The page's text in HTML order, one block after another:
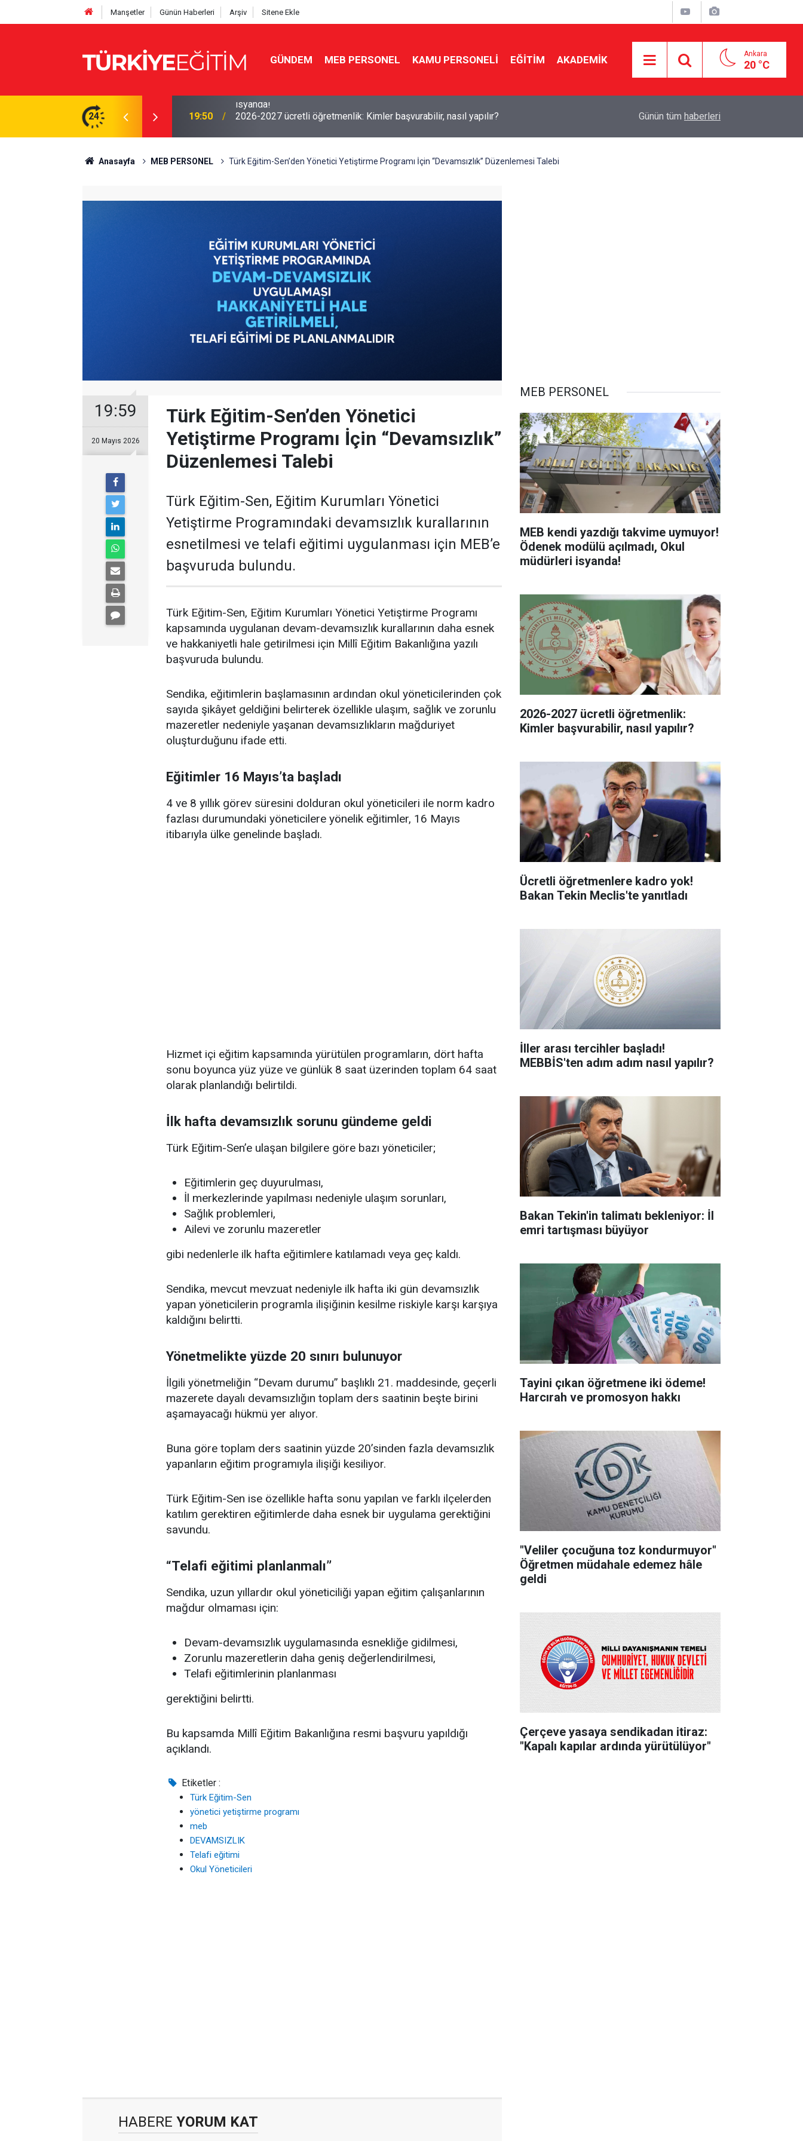
Manşetler Günün Haberleri Arşiv Sitene Ekle
GÜNDEM MEB PERSONEL KAMU PERSONELİ EĞİTİM AKADEMİK Ankara
20 °C
24
Ödenek modülü açılmadı, Okul müdürleri
19:50 2026-2027 ücretli öğretmenlik: Kimler başvurabilir, nasıl yapılır? Ücretli öğretmenlere kadro yok! Bakan Tekin
Günün tüm haberleri
Anasayfa MEB PERSONEL Türk Eğitim-Sen’den Yönetici Yetiştirme Programı İçin “Devamsızlık” Düzenlemesi Talebi
19:59
20 Mayıs 2026
Türk Eğitim-Sen’den Yönetici
Yetiştirme Programı İçin “Devamsızlık”
Düzenlemesi Talebi
Türk Eğitim-Sen, Eğitim Kurumları Yönetici
Yetiştirme Programındaki devamsızlık kurallarının
esnetilmesi ve telafi eğitimi uygulanması için MEB’e
başvuruda bulundu.
Türk Eğitim-Sen, Eğitim Kurumları Yönetici Yetiştirme Programı
kapsamında uygulanan devam-devamsızlık kurallarının daha esnek
ve hakkaniyetli hale getirilmesi için Millî Eğitim Bakanlığına yazılı
başvuruda bulundu.
Sendika, eğitimlerin başlamasının ardından okul yöneticilerinden çok
sayıda şikâyet geldiğini belirterek özellikle ulaşım, sağlık ve zorunlu
mazeretler nedeniyle yaşanan devamsızlıkların mağduriyet
oluşturduğunu ifade etti.
Eğitimler 16 Mayıs’ta başladı
4 ve 8 yıllık görev süresini dolduran okul yöneticileri ile norm kadro
fazlası durumundaki yöneticilere yönelik eğitimler, 16 Mayıs
itibarıyla ülke genelinde başladı.
Hizmet içi eğitim kapsamında yürütülen programların, dört hafta
sonu boyunca yüz yüze ve günlük 8 saat üzerinden toplam 64 saat
olarak planlandığı belirtildi.
İlk hafta devamsızlık sorunu gündeme geldi
Türk Eğitim-Sen’e ulaşan bilgilere göre bazı yöneticiler;
Eğitimlerin geç duyurulması,
İl merkezlerinde yapılması nedeniyle ulaşım sorunları,
Sağlık problemleri,
Ailevi ve zorunlu mazeretler
gibi nedenlerle ilk hafta eğitimlere katılamadı veya geç kaldı.
Sendika, mevcut mevzuat nedeniyle ilk hafta iki gün devamsızlık
yapan yöneticilerin programla ilişiğinin kesilme riskiyle karşı karşıya
kaldığını belirtti.
Yönetmelikte yüzde 20 sınırı bulunuyor
İlgili yönetmeliğin “Devam durumu” başlıklı 21. maddesinde, geçerli
mazerete dayalı devamsızlığın toplam ders saatinin beşte birini
aşamayacağı hükmü yer alıyor.
Buna göre toplam ders saatinin yüzde 20’sinden fazla devamsızlık
yapanların eğitim programıyla ilişiği kesiliyor.
Türk Eğitim-Sen ise özellikle hafta sonu yapılan ve farklı ilçelerden
katılım gerektiren eğitimlerde daha esnek bir uygulama gerektiğini
savundu.
“Telafi eğitimi planlanmalı”
Sendika, uzun yıllardır okul yöneticiliği yapan eğitim çalışanlarının
mağdur olmaması için:
Devam-devamsızlık uygulamasında esnekliğe gidilmesi,
Zorunlu mazeretlerin daha geniş değerlendirilmesi,
Telafi eğitimlerinin planlanması
gerektiğini belirtti.
Bu kapsamda Millî Eğitim Bakanlığına resmi başvuru yapıldığı
açıklandı.
Etiketler :
Türk Eğitim-Sen
yönetici yetiştirme programı
meb
DEVAMSIZLIK
Telafi eğitimi
Okul Yöneticileri
HABERE YORUM KAT
MEB PERSONEL
MEB kendi yazdığı takvime uymuyor!
Ödenek modülü açılmadı, Okul
müdürleri isyanda!
2026-2027 ücretli öğretmenlik:
Kimler başvurabilir, nasıl yapılır?
Ücretli öğretmenlere kadro yok!
Bakan Tekin Meclis'te yanıtladı
İller arası tercihler başladı!
MEBBİS'ten adım adım nasıl yapılır?
Bakan Tekin'in talimatı bekleniyor: İl
emri tartışması büyüyor
Tayini çıkan öğretmene iki ödeme!
Harcırah ve promosyon hakkı
"Veliler çocuğuna toz kondurmuyor"
Öğretmen müdahale edemez hâle
geldi
Çerçeve yasaya sendikadan itiraz:
"Kapalı kapılar ardında yürütülüyor"